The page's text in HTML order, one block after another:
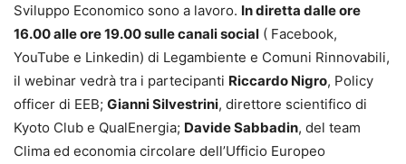
Sviluppo Economico sono a lavoro. In diretta dalle ore
16.00 alle ore 19.00 sulle canali social ( Facebook,
YouTube e Linkedin) di Legambiente e Comuni Rinnovabili,
il webinar vedrà tra i partecipanti Riccardo Nigro, Policy
officer di EEB; Gianni Silvestrini, direttore scientifico di
Kyoto Club e QualEnergia; Davide Sabbadin, del team
Clima ed economia circolare dell’Ufficio Europeo